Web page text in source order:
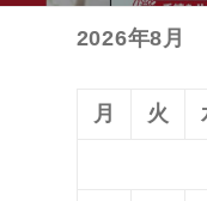
投
2026年8月
月 火